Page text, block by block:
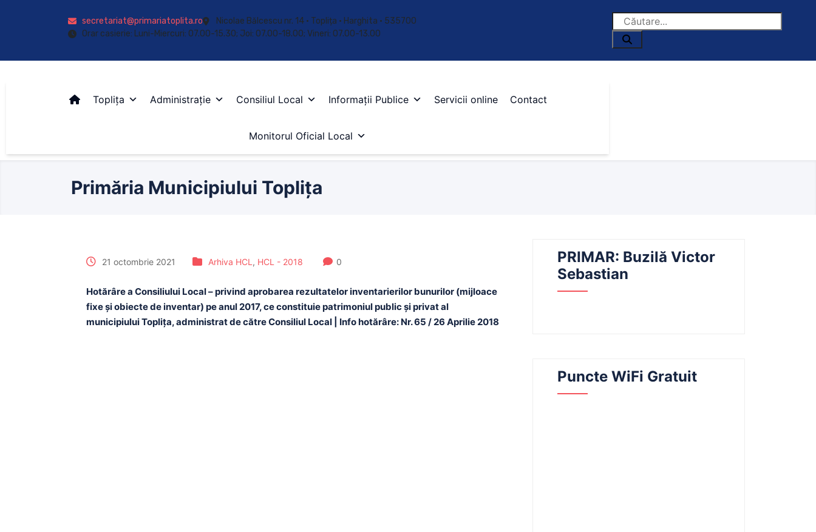
secretariat@primariatoplita.ro
Nicolae Bălcescu nr. 14 • Toplița • Harghita • 535700
Orar casierie: Luni-Miercuri: 07.00-15.30; Joi: 07.00-18.00; Vineri: 07.00-13.00
Toplița Administrație Consiliul Local Informații Publice Servicii online Contact
Monitorul Oficial Local
Primăria Municipiului Toplița
21 octombrie 2021 Arhiva HCL , HCL - 2018 0
Hotărâre a Consiliului Local – privind aprobarea rezultatelor inventarierilor bunurilor (mijloace
fixe şi obiecte de inventar) pe anul 2017, ce constituie patrimoniul public şi privat al
municipiului Topliţa, administrat de către Consiliul Local | Info hotărâre: Nr. 65 / 26 Aprilie 2018
PRIMAR: Buzilă Victor
Sebastian
Puncte WiFi Gratuit